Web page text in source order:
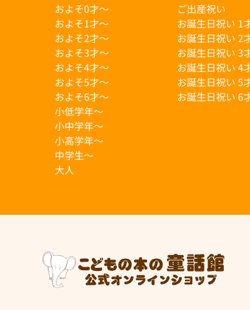
およそ0才〜
およそ1才〜
およそ2才〜
およそ3才〜
およそ4才〜
およそ5才〜
およそ6才〜
小低学年〜
小中学年〜
小高学年〜
中学生〜
大人
ご出産祝い
お誕生日祝い 1
お誕生日祝い 2
お誕生日祝い 3
お誕生日祝い 4
お誕生日祝い 5
お誕生日祝い 6